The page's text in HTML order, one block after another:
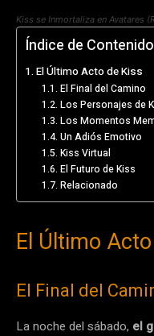
Kiss se Inmortaliza en Avatares
Índice de Contenido
El Último Acto de Kiss
El Final del Camino
Los Personajes de
Los Momentos
Un Adiós Emotivo
Kiss Virtual
El Futuro de Kiss
Relacionado
El Último
El Final del
La noche del sábado, el